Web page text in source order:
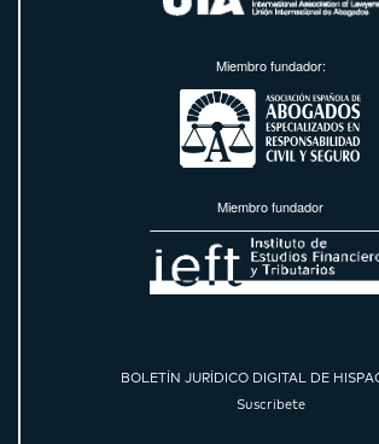
Miembro fundador:
Miembro fundador
BOLETÍN JURÍDICO DIGITAL DE
Suscríbete